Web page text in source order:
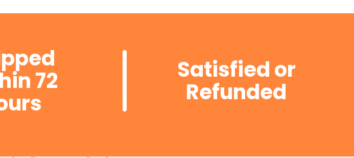
72 Satisfied or
Refunded